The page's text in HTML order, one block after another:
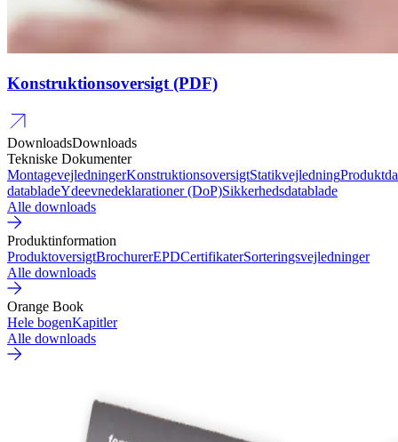
Konstruktionsoversigt (PDF)
DownloadsDownloads
Tekniske Dokumenter
MontagevejledningerKonstruktionsoversigtStatikvejledning
databladeYdeevnedeklarationer (DoP)Sikkerhedsdatablade
Alle downloads
Produktinformation
ProduktoversigtBrochurerEPDCertifikaterSorteringsvejledninger
Alle downloads
Orange Book
Hele bogenKapitler
Alle downloads